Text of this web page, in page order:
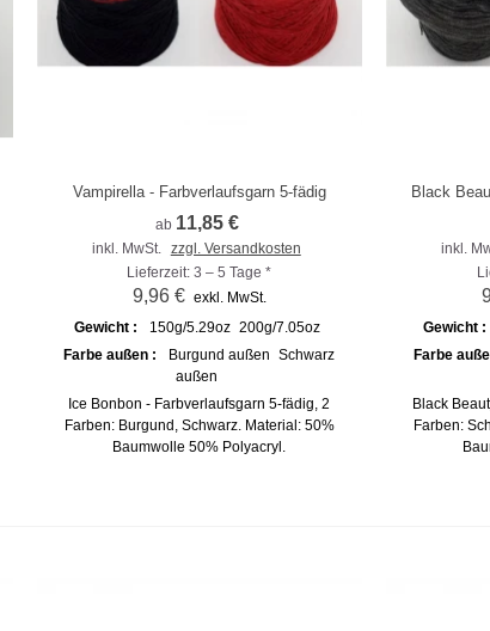
Zum Vergleich hinzufügen
Vampirella - Farbverlaufsgarn 5-fädig
ab 11,85 €
inkl. MwSt. zzgl. Versandkosten
Lieferzeit: 3 – 5 Tage *
9,96 € exkl. MwSt.
Gewicht :
150g/5.29oz 200g/7.05oz
Farbe außen :
Burgund außen Schwarz
außen
Ice Bonbon - Farbverlaufsgarn 5-fädig, 2
Farben: Burgund, Schwarz. Material: 50%
Baumwolle 50% Polyacryl.
Zum
Black
inkl.
Gewicht :
Farbe
Black
Farben: